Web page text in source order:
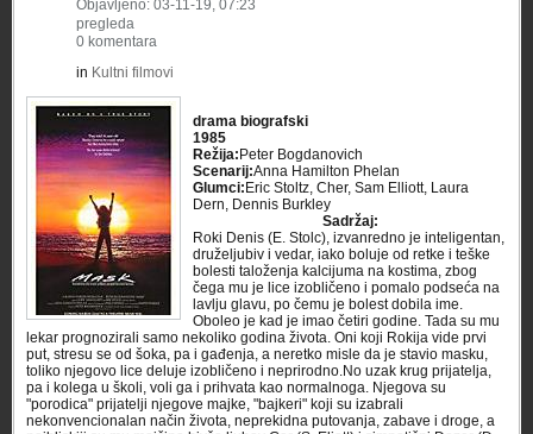
Objavljeno: 03-11-19, 07:23
pregleda
0 komentara
in Kultni filmovi
drama biografski
1985
Režija: Peter Bogdanovich
Scenarij:Anna Hamilton Phelan
Glumci: Eric Stoltz, Cher, Sam Elliott, Laura
Dern, Dennis Burkley
Sadržaj:
Roki Denis (E. Stolc), izvanredno je inteligentan,
druželjubiv i vedar, iako boluje od retke i teške
bolesti taloženja kalcijuma na kostima, zbog
čega mu je lice izobličeno i pomalo podseća na
lavlju glavu, po čemu je bolest dobila ime.
Oboleo je kad je imao četiri godine. Tada su mu
lekar prognozirali samo nekoliko godina života. Oni koji Rokija vide prvi
put, stresu se od šoka, pa i gađenja, a neretko misle da je stavio masku,
toliko njegovo lice deluje izobličeno i neprirodno.No uzak krug prijatelja,
pa i kolega u školi, voli ga i prihvata kao normalnoga. Njegova su
"porodica" prijatelji njegove majke, "bajkeri" koji su izabrali
nekonvencionalan način života, neprekidna putovanja, zabave i droge, a